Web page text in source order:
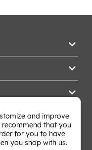
and improve
that you
for you to have
you shop with us.